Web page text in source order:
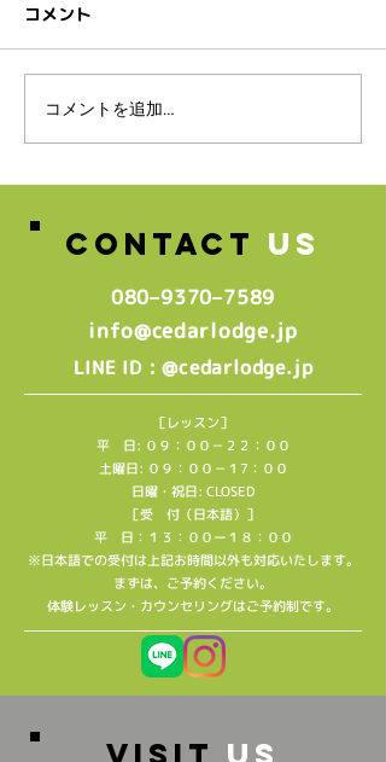
スタッフ募集のお知らせ♪
コメント
コメントを追加…
CONTACT US
080–9370–7589‬
info@cedarlodge.jp
LINE ID : @cedarlodge.jp
［レッスン］
平 日: ０９：００－２２：００
土曜日: ０９：００－１7：００
日曜・祝日: CLOSED
［受 付（日本語）］
平 日：１３：００ー１８：００
※日本語での受付は上記お時間以外も対応いたします。
​まずは、ご予約ください。
​体験レッスン・カウンセリングはご予約制です。